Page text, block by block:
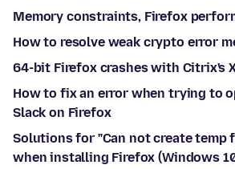
Memory constraints, Firefox
How to resolve weak crypto error
64-bit Firefox crashes with Citrix's
How to fix an error when trying to
Slack on Firefox
Solutions for "Can not create temp
when installing Firefox (Windows